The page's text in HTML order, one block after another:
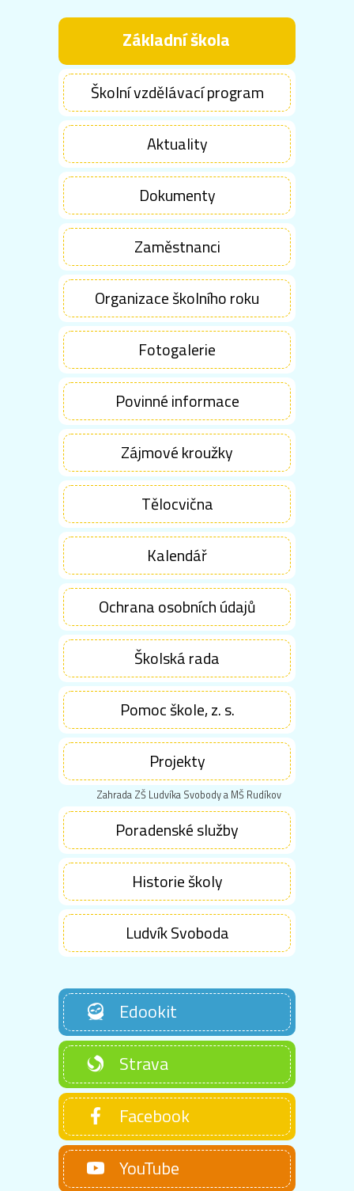
Základní škola
Školní vzdělávací program
Aktuality
Dokumenty
Zaměstnanci
Organizace školního roku
Fotogalerie
Povinné informace
Zájmové kroužky
Tělocvična
Kalendář
Ochrana osobních údajů
Školská rada
Pomoc škole, z. s.
Projekty
Zahrada ZŠ Ludvíka Svobody a MŠ Rudíkov
Poradenské služby
Historie školy
Ludvík Svoboda
Edookit
Strava
Facebook
YouTube